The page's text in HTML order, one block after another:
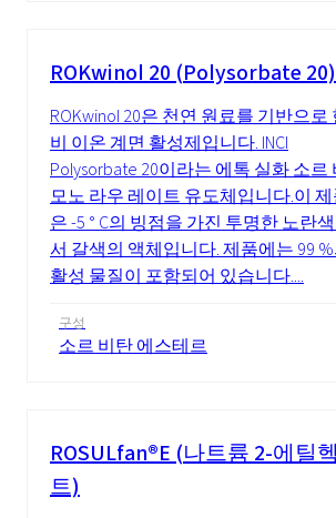
ROKwinol 20 (Polysorbate 20)
ROKwinol 20은 천연 원료를 기반으로
비 이온 계면 활성제입니다. INCI
Polysorbate 20이라는 에톡 실화 소르
모노 라우 레이트 유도체입니다.이
은 -5 ° C의 빙점을 가진 투명한 노란
서 갈색의 액체입니다. 제품에는 99
활성 물질이 포함되어 있습니다....
구성
소르 비탄 에스테르
ROSULfan®E (나트륨 2-에틸
트)